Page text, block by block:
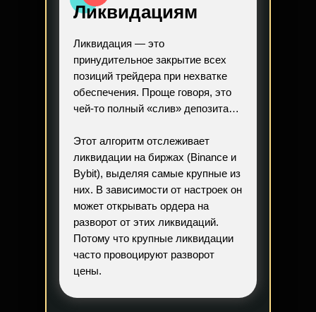
Ликвидация — это
принудительное закрытие всех
позиций трейдера при нехватке
обеспечения. Проще говоря, это
чей-то полный «слив» депозита…
Этот алгоритм отслеживает
ликвидации на биржах (Binance и
Bybit), выделяя самые крупные из
них. В зависимости от настроек он
может открывать ордера на
разворот от этих ликвидаций.
Потому что крупные ликвидации
часто провоцируют разворот
цены.
Ликвидациям